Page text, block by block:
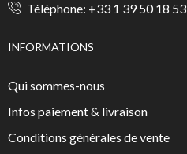
Téléphone: +33 1 39 50 18 53
INFORMATIONS
Qui sommes-nous
Infos paiement & livraison
Conditions générales de vente